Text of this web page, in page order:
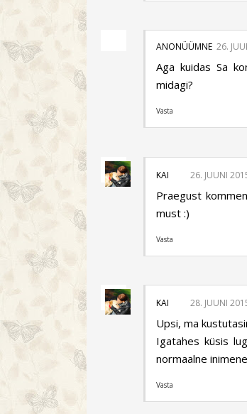
ANONÜÜMNE 26.
Aga kuidas Sa
midagi?
Vasta
KAI 26. JUUNI
Praegust
must :)
Vasta
KAI 28. JUUNI
Upsi, ma
Igatahes küsis
normaalne
Vasta